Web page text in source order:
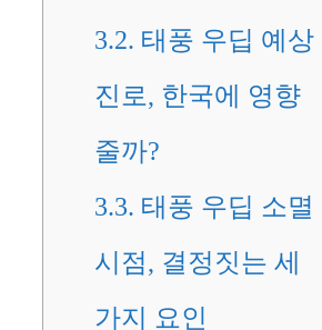
3.2. 태풍 우딥 예상
진로, 한국에 영향
줄까?
3.3. 태풍 우딥 소멸
시점, 결정짓는 세
가지 요인